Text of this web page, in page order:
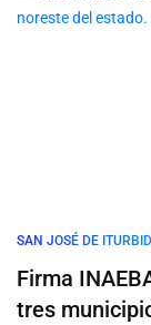
SAN JOSÉ DE
Firma
tres